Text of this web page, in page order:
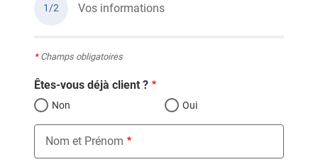
1/2 Vos informations
*Champs obligatoires
Êtes-vous déjà client ?
Non Oui
Nom et Prénom